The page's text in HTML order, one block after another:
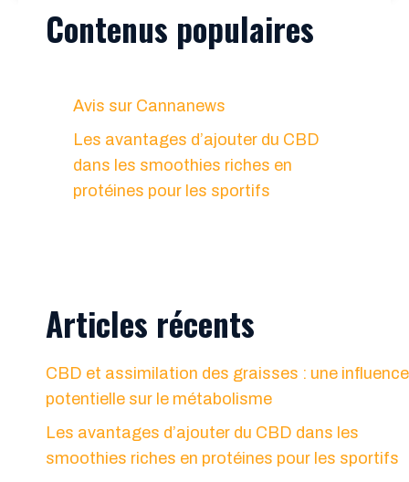
Contenus populaires
Avis sur Cannanews
Les avantages d’ajouter du CBD
dans les smoothies riches en
protéines pour les sportifs
Articles récents
CBD et assimilation des graisses : une influence
potentielle sur le métabolisme
Les avantages d’ajouter du CBD dans les
smoothies riches en protéines pour les sportifs